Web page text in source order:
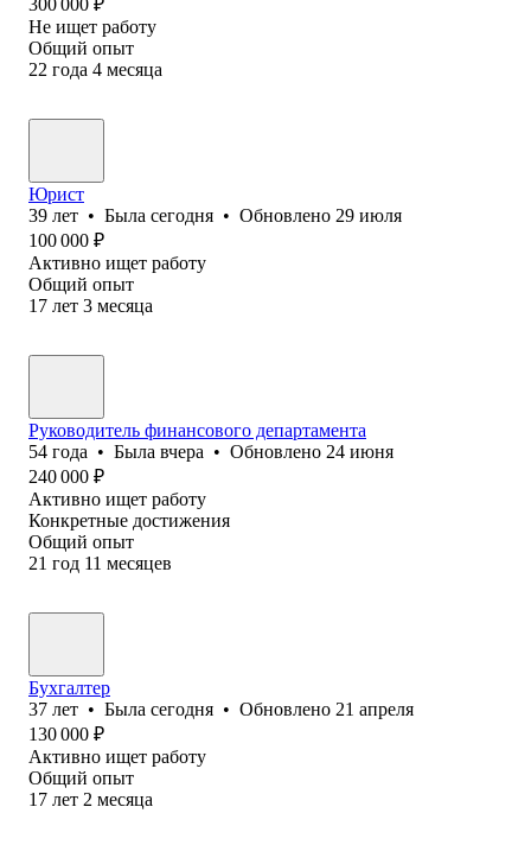
Не ищет работу
Общий опыт
22 года 4 месяца
Юрист
39 лет • Была сегодня • Обновлено 29 июля
100 000 ₽
Активно ищет работу
Общий опыт
17 лет 3 месяца
Руководитель финансового департамента
54 года • Была вчера • Обновлено 24 июня
240 000 ₽
Активно ищет работу
Конкретные достижения
Общий опыт
21 год 11 месяцев
Бухгалтер
37 лет • Была сегодня • Обновлено 21 апреля
130 000 ₽
Активно ищет работу
Общий опыт
17 лет 2 месяца